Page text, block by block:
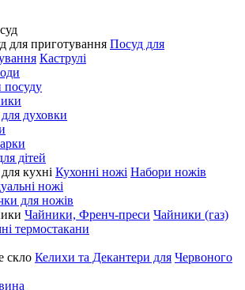
Посуд для
Каструлі
духовки
дітей
Кухонні ножі Набори ножів
ножі
для ножів
Чайники, Френч-преси Чайники (газ)
термостакани
Келихи та Декантери для Червоного